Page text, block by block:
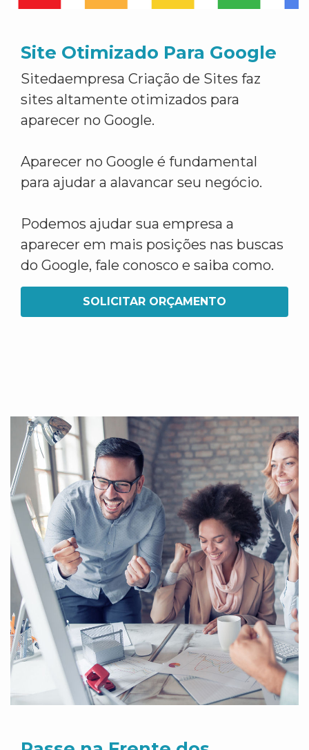
Site Otimizado Para Google
Sitedaempresa Criação de Sites faz
sites altamente otimizados para
aparecer no Google.
Aparecer no Google é fundamental
para ajudar a alavancar seu negócio.
Podemos ajudar sua empresa a
aparecer em mais posições nas buscas
do Google, fale conosco e saiba como.
SOLICITAR ORÇAMENTO